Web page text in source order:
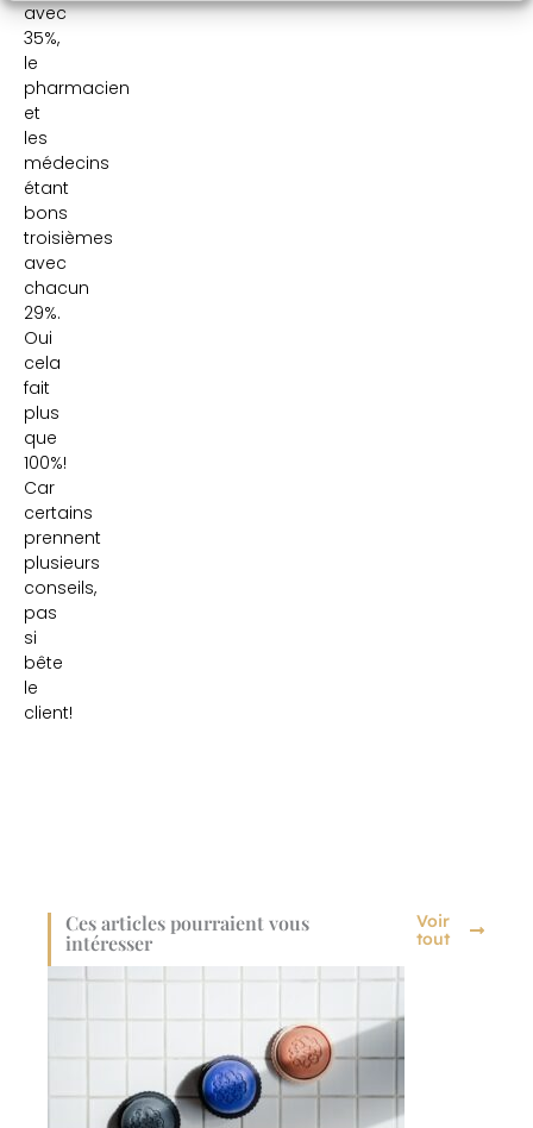
avec
35%,
le
pharmacien
et
les
médecins
étant
bons
troisièmes
avec
chacun
29%.
Oui
cela
fait
plus
que
100%!
Car
certains
prennent
plusieurs
conseils,
pas
si
bête
le
client!
Ces articles pourraient vous
intéresser
Voir
tout